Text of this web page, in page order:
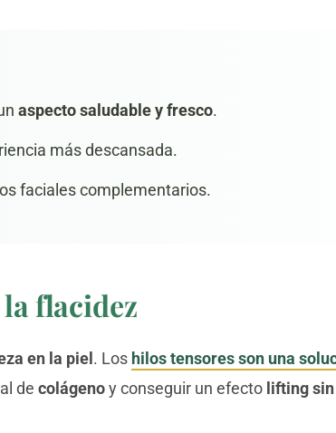
aspecto saludable y fresco.
más descansada.
faciales complementarios.
flacidez
en la piel . Los hilos tensores son una
de colágenoy conseguir un efecto lifting